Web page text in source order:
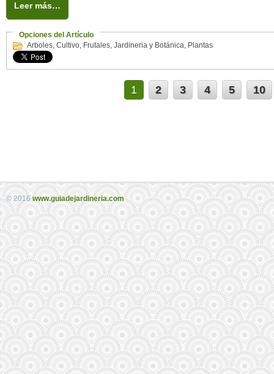
Leer más…
Opciones del Artículo
Arboles, Cultivo, Frutales, Jardineria y Botánica, Plantas
1 2 3 4 5 10
© 2016 www.guiadejardineria.com